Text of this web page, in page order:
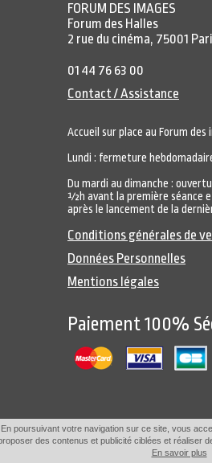
FORUM DES IMAGES
Forum des Halles
2 rue du cinéma, 75001
01 44 76 63 00
Contact / Assistance
Accueil sur place au Forum des
Lundi : fermeture
Du mardi au dimanche :
½h avant la première séance
après le lancement de la
Conditions générales de
Données Personnelles
Mentions légales
Paiement 100%
En poursuivant votre navigation sur ce site, vous
des contenus et publicité ciblées et réaliser
En savoir plus